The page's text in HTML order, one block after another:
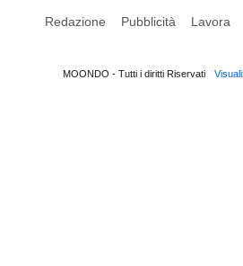
Redazione Pubblicità Lavora
MOONDO - Tutti i diritti Riservati